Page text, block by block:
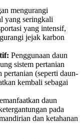
mengurangi
yang seringkali
yang intensif,
jejak karbon
Penggunaan daun
sistem pertanian
pertanian (seperti daun-
kembali sebagai
daun
pada
dan ketahanan